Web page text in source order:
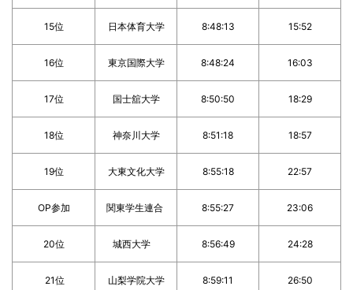
15位 日本体育大学 8:48:13 15:52
16位 東京国際大学 8:48:24 16:03
17位 国士舘大学 8:50:50 18:29
18位 神奈川大学 8:51:18 18:57
19位 大東文化大学 8:55:18 22:57
OP参加 関東学生連合 8:55:27 23:06
20位 城西大学 8:56:49 24:28
21位 山梨学院大学 8:59:11 26:50